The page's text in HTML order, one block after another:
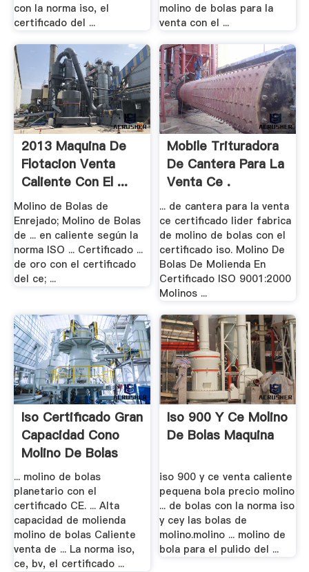
con la norma iso, el
certificado del ...
molino de bolas para la
venta con el ...
2013 Maquina De
Flotacion Venta
Caliente Con El ...
Molino de Bolas de
Enrejado; Molino de Bolas
de ... en caliente según la
norma ISO ... Certificado ...
de oro con el certificado
del ce; ...
Mobile Trituradora
De Cantera Para La
Venta Ce .
... de cantera para la venta
ce certificado lider fabrica
de molino de bolas con el
certificado iso. Molino De
Bolas De Molienda En
Certificado ISO 9001:2000
Molinos ...
Iso Certificado Gran
Capacidad Cono
Molino De Bolas
... molino de bolas
planetario con el
certificado CE. ... Alta
capacidad de molienda
molino de bolas Caliente
venta de ... La norma iso,
ce, bv, el certificado ...
Iso 900 Y Ce Molino
De Bolas Maquina
iso 900 y ce venta caliente
pequena bola precio molino
... de bolas con la norma iso
y cey las bolas de
molino.molino ... molino de
bola para el pulido del ...